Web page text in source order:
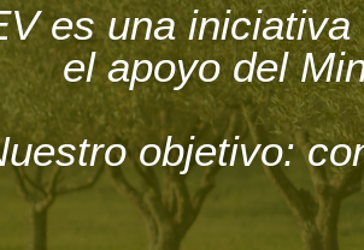
es una
el apoyo del
objetivo: